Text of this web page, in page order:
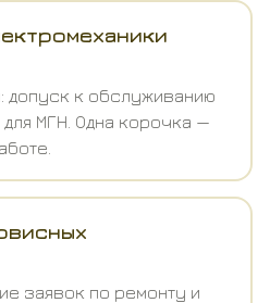
допуск к обслуживанию
МГН. Одна корочка —
заявок по ремонту и